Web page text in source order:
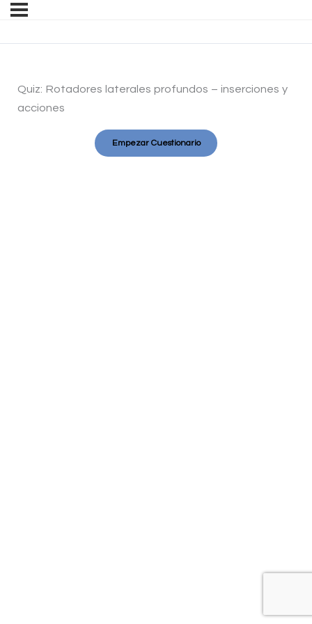
Quiz: Rotadores laterales profundos – inserciones y
acciones